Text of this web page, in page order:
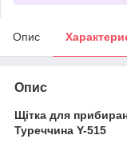
Опис
Опис
Щітка для
Туреччина Y-515